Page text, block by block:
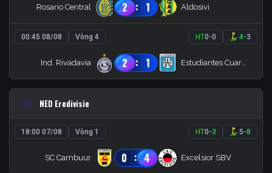
Rosario Central 2 : 1 Aldosivi
00:45 08/08 Vòng 4 HT0-0 4-3
Ind. Rivadavia 2 : 1 Estudiantes Cuarto
NED Eredivisie
18:00 07/08 Vòng 1 HT0-3 5-8
SC Cambuur 0 : 4 Excelsior SBV